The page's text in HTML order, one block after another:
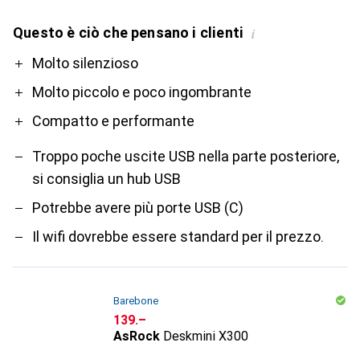
Questo è ciò che pensano i clienti i
ProMolto silenzioso
Molto piccolo e poco ingombrante
Compatto e performante
Contro
Troppo poche uscite USB nella parte posteriore,
si consiglia un hub USB
Potrebbe avere più porte USB (C)
Il wifi dovrebbe essere standard per il prezzo.
Barebone
CHF
139.–
AsRock Deskmini X300